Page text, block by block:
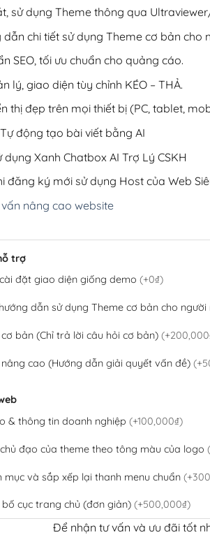
sử dụng Theme thông qua
dẫn chi tiết sử dụng Theme cơ bản cho
SEO, tối ưu chuẩn cho quảng cáo.
lý, giao diện tùy chỉnh KÉO – THẢ.
thị đẹp trên mọi thiết bị (PC, tablet,
động tạo bài viết bằng AI
dụng Xanh Chatbox AI Trợ Lý CSKH
đăng ký mới sử dụng Host của Web
nâng cao website
trợ
đặt giao diện giống demo (+0₫)
dẫn sử dụng Theme cơ bản cho
bản (Chỉ trả lời câu hỏi cơ bản)
cao (Hướng dẫn giải quyết vấn đề)
& thông tin doanh nghiệp (+100,000₫)
đạo của theme theo tông màu của logo
mục và sắp xếp lại thanh menu chuẩn
cục trang chủ (đơn giản) (+500,000₫)
thanh toán QR Code ngân hàng(+100,000₫)
Để nhận tư vấn và ưu đãi tốt